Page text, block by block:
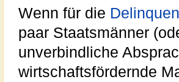
Wenn für die
paar Staatsmänner
unverbindliche
wirtschaftsfördernde